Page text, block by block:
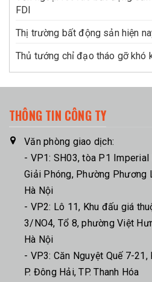
FDI
Thị trường bất động sản hiện
Thủ tướng chỉ đạo tháo gỡ khó
THÔNG TIN CÔNG TY
Văn phòng giao dịch:
- VP1: SH03, tòa P1
Giải Phóng, Phường Phương
Hà Nội
- VP2: Lô 11, Khu đấu giá
3/NO4, Tổ 8, phường Việt
Hà Nội
- VP3: Căn Nguyệt Quế 7-
P. Đông Hải, TP. Thanh Hóa